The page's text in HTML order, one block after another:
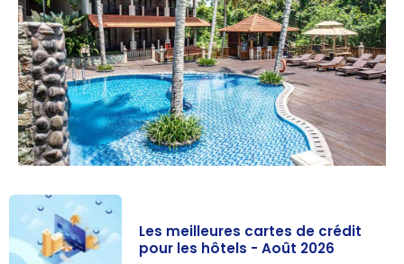
Les meilleures cartes de crédit
pour les hôtels - Août 2026